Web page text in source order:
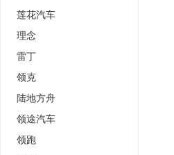
莲花汽车
理念
雷丁
领克
陆地方舟
领途汽车
领跑